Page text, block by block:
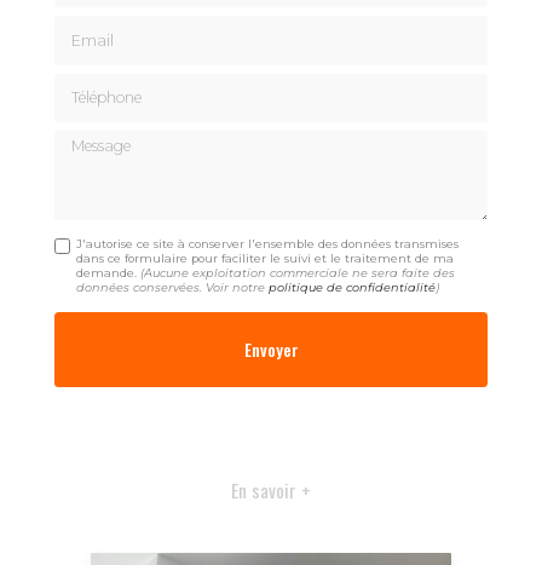
Message
J'autorise ce site à conserver l'ensemble des données transmises
dans ce formulaire pour faciliter le suivi et le traitement de ma
demande. (Aucune exploitation commerciale ne sera faite des
données conservées. Voir notrepolitique de confidentialité)
En savoir +